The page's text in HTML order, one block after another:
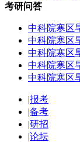
考研问答
中科院寒区
中科院寒区
中科院寒区
中科院寒区
中科院寒区
|报考
|备考
|研招
|论坛